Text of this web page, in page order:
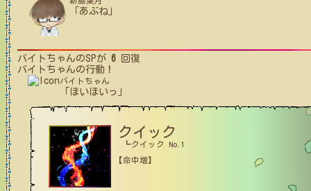
「あぶね」
バイトちゃんのSPが 6 回復
バイトちゃんの行動！
バイトちゃん
「ほいほいっ」
クイック
┗クイック No.1
【命中増】